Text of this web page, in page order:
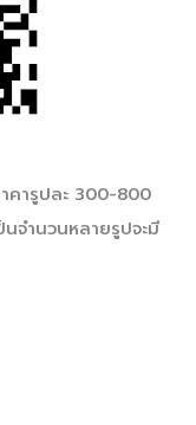
คารูปละ 300-800
จำนวนหลายรูปจะมี